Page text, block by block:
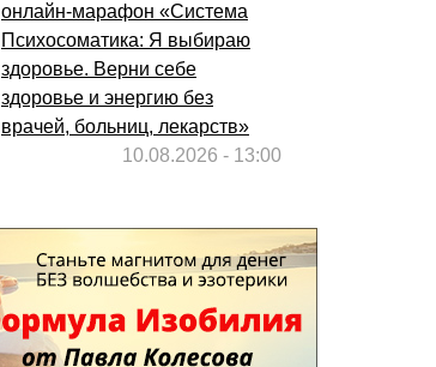
онлайн-марафон «Система
Психосоматика: Я выбираю
здоровье. Верни себе
здоровье и энергию без
врачей, больниц, лекарств»
10.08.2026 - 13:00